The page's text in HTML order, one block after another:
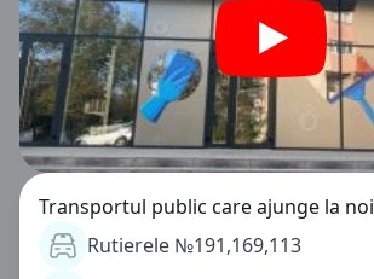
Transportul public care ajunge la noi
Rutierele №191,169,113